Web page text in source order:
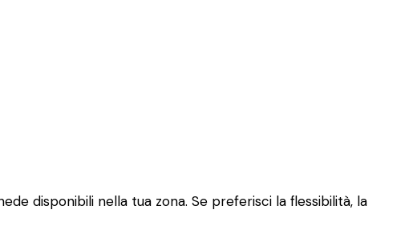
disponibili nella tua zona. Se preferisci la flessibilità, la